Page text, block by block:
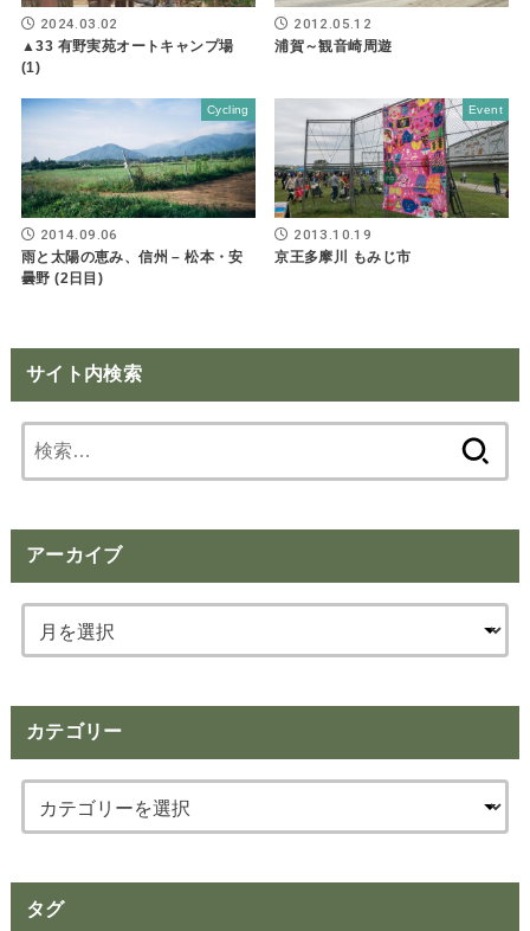
2024.03.02
▲33 有野実苑オートキャンプ場
(1)
2012.05.12
浦賀～観音崎周遊
Cycling
2014.09.06
雨と太陽の恵み、信州 – 松本・安
曇野 (2日目)
Event
2013.10.19
京王多摩川 もみじ市
サイト内検索
索:
アーカイブ
カテゴリー
タグ